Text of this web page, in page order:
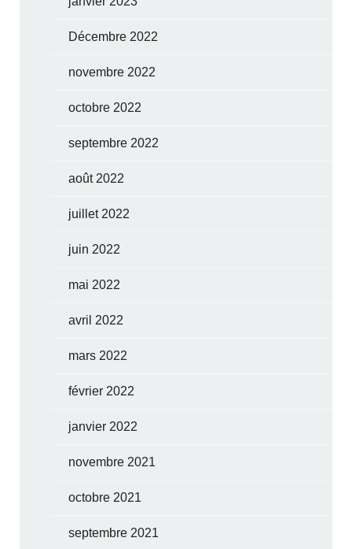
Décembre 2022
novembre 2022
octobre 2022
septembre 2022
août 2022
juillet 2022
juin 2022
mai 2022
avril 2022
mars 2022
février 2022
janvier 2022
novembre 2021
octobre 2021
septembre 2021